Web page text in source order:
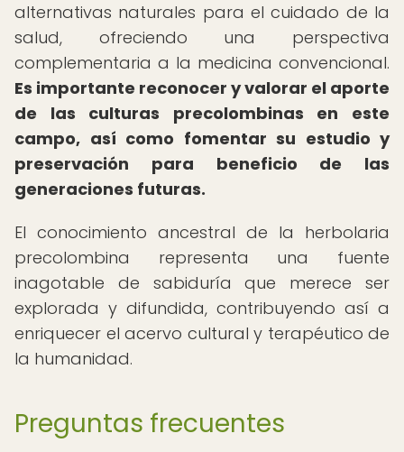
alternativas naturales para el cuidado de la
salud, ofreciendo una perspectiva
complementaria a la medicina convencional.
Es importante reconocer y valorar el aporte
de las culturas precolombinas en este
campo, así como fomentar su estudio y
preservación para beneficio de las
generaciones futuras.
El conocimiento ancestral de la herbolaria
precolombina representa una fuente
inagotable de sabiduría que merece ser
explorada y difundida, contribuyendo así a
enriquecer el acervo cultural y terapéutico de
la humanidad.
Preguntas frecuentes